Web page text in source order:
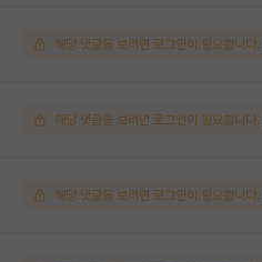
해당 댓글을 보려면 로그인이 필요합니다.
해당 댓글을 보려면 로그인이 필요합니다.
해당 댓글을 보려면 로그인이 필요합니다.